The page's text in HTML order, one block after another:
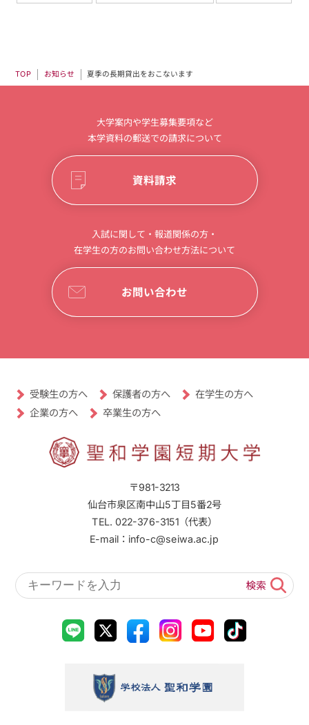
TOP お知らせ 夏季の長期貸出をおこないます
大学案内や学生募集要項など
本学資料の郵送での請求について
資料請求
入試に関して・報道関係の方・
在学生の方のお問い合わせ方法について
お問い合わせ
〒981-3213
仙台市泉区南中山5丁目5番2号
TEL. 022-376-3151（代表）
E-mail：info-c@seiwa.ac.jp
受験生の方へ 保護者の方へ 在学生の方へ
企業の方へ 卒業生の方へ